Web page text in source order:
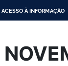
ACESSO À INFORMAÇÃO